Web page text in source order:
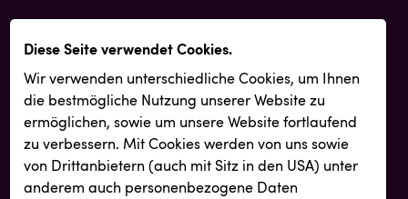
Diese Seite verwendet Cookies.
Wir verwenden unterschiedliche Cookies, um Ihnen
die best­mögliche Nutzung unserer Website zu
ermöglichen, sowie um unsere Website fortlaufend
zu verbessern. Mit Cookies werden von uns sowie
von Drittanbietern (auch mit Sitz in den USA) unter
anderem auch personenbezogene Daten